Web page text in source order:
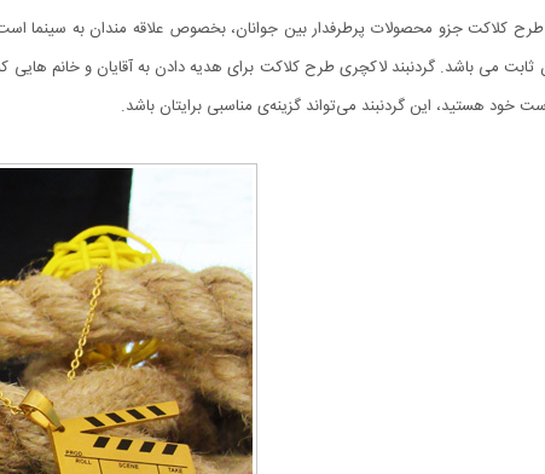
طرح کلاکت جزو محصولات پرطرفدار بین جوانان، بخصوص علاقه مندان به سینما
می باشد. گردنبند لاکچری طرح کلاکت برای هدیه دادن به آقایان و خانم
خود هستید، این گردنبند می‌تواند گزینه‌ی مناسبی برایتان باشد.